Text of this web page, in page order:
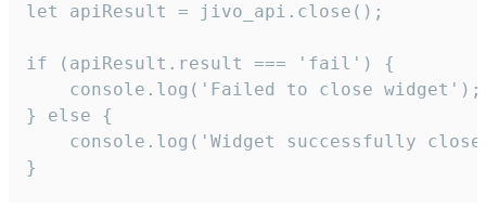
let apiResult = jivo_api.close();
if (apiResult.result === 'fail') {
    console.log('Failed to close widget');
} else {
console.log('Widget successfully
}